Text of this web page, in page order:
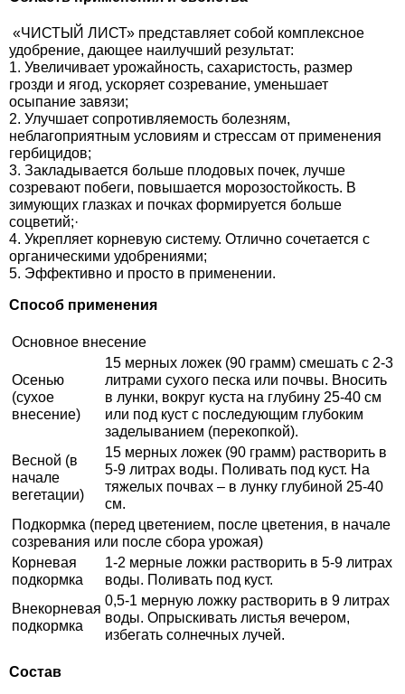
«ЧИСТЫЙ ЛИСТ» представляет собой комплексное
удобрение, дающее наилучший результат:
1. Увеличивает урожайность, сахаристость, размер
грозди и ягод, ускоряет созревание, уменьшает
осыпание завязи;
2. Улучшает сопротивляемость болезням,
неблагоприятным условиям и стрессам от применения
гербицидов;
3. Закладывается больше плодовых почек, лучше
созревают побеги, повышается морозостойкость. В
зимующих глазках и почках формируется больше
соцветий;·
4. Укрепляет корневую систему. Отлично сочетается с
органическими удобрениями;
5. Эффективно и просто в применении.
Способ применения
Основное внесение
Осенью
(сухое
внесение)
15 мерных ложек (90 грамм) смешать с 2-3
литрами сухого песка или почвы. Вносить
в лунки, вокруг куста на глубину 25-40 см
или под куст с последующим глубоким
заделыванием (перекопкой).
Весной (в
начале
вегетации)
15 мерных ложек (90 грамм) растворить в
5-9 литрах воды. Поливать под куст. На
тяжелых почвах – в лунку глубиной 25-40
см.
Подкормка (перед цветением, после цветения, в начале
созревания или после сбора урожая)
Корневая
подкормка
1-2 мерные ложки растворить в 5-9 литрах
воды. Поливать под куст.
Внекорневая
подкормка
0,5-1 мерную ложку растворить в 9 литрах
воды. Опрыскивать листья вечером,
избегать солнечных лучей.
Состав
Семена табака
Семена томатов
Семена газонной травы
Семена тыквы, патиссона
Семена укропа
Семена цветов
Семена шпината
Семена щавеля
Элитные семена в банках
Средства защиты от мух
Средства защиты от моли
Средства защиты от капустницы
Средства защиты от кротов
Средства защиты от грызунов
Препараты для септиков, выгребных ям и
дачных туалетов, биодеструкторы
Хозяйственные товары
Средства защиты растений
Лидеры продаж
Купить семена - хиты продаж
Архив